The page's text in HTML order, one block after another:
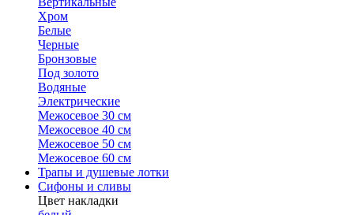
Хром
Белые
Черные
Бронзовые
Под золото
Водяные
Электрические
Межосевое 30 см
Межосевое 40 см
Межосевое 50 см
Межосевое 60 см
Трапы и душевые лотки
Сифоны и сливы
Цвет накладки